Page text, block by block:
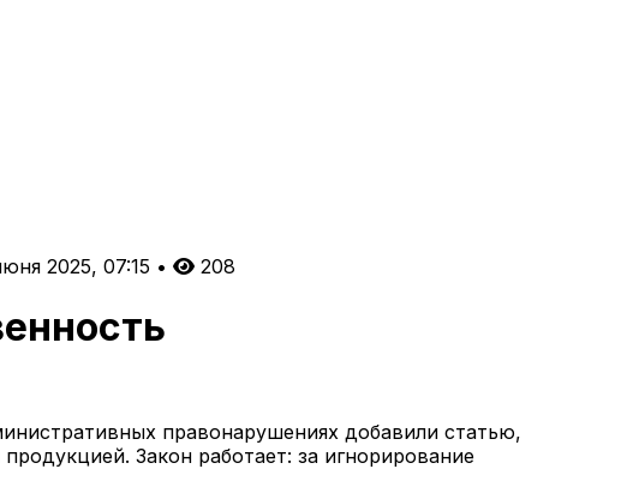
2025, 07:15 • 208
правонарушениях добавили статью,
Закон работает: за игнорирование